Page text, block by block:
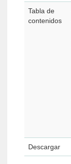
Tabla de
contenidos
Descargar